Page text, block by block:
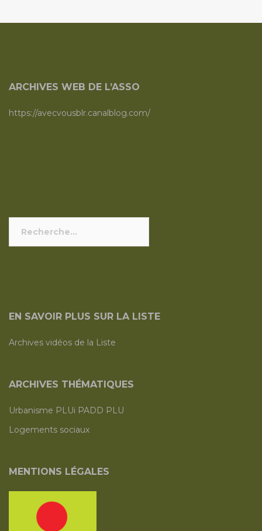
ARCHIVES WEB DE L’ASSO
https://avecvousblr.canalblog.com/
EN SAVOIR PLUS SUR LA LISTE
Archives vidéos de la Liste
ARCHIVES THÉMATIQUES
Urbanisme PLUi PADD PLU
Logements sociaux
MENTIONS LÉGALES